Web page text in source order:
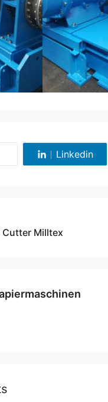
Linkedin
Share
Cutter Milltex